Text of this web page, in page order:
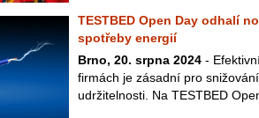
TESTBED Open Day odhalí
spotřeby energií
Brno, 20. srpna 2024 -
firmách je zásadní pro
udržitelnosti. Na TESTBED